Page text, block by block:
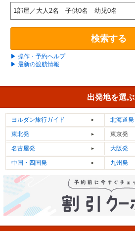
1部屋／大人2名 子供0名 幼児0名
検索する
▶ 操作・予約ヘルプ
▶ 最新の渡航情報
出発地を選ぶ
ヨルダン旅行ガイド 北海道発
東北発 東京発
名古屋発 大阪発
中国・四国発 九州発